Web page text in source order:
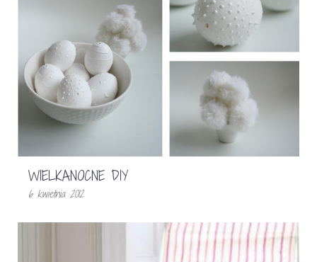
WIELKANOCNE DIY
6 kwietnia 2012